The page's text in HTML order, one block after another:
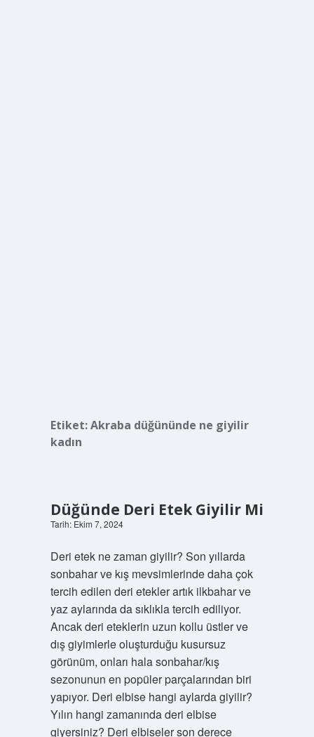
Etiket:Akraba düğününde ne giyilir
kadın
Düğünde Deri Etek Giyilir Mi
Tarih: Ekim 7, 2024
Deri etek ne zaman giyilir? Son yıllarda
sonbahar ve kış mevsimlerinde daha çok
tercih edilen deri etekler artık ilkbahar ve
yaz aylarında da sıklıkla tercih ediliyor.
Ancak deri eteklerin uzun kollu üstler ve
dış giyimlerle oluşturduğu kusursuz
görünüm, onları hala sonbahar/kış
sezonunun en popüler parçalarından biri
yapıyor. Deri elbise hangi aylarda giyilir?
Yılın hangi zamanında deri elbise
giyersiniz? Deri elbiseler son derece